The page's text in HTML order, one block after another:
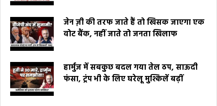
जेन ज़ी की तरफ जाते हैं तो खिसक जाएगा एक
वोट बैंक, नहीं जाते तो जनता खिलाफ
हार्मुज में सबकुछ बदल गया तेल ठप, साऊदी
फंसा, ट्रंप भी के लिए घरेलू मुश्किलें बढ़ीं